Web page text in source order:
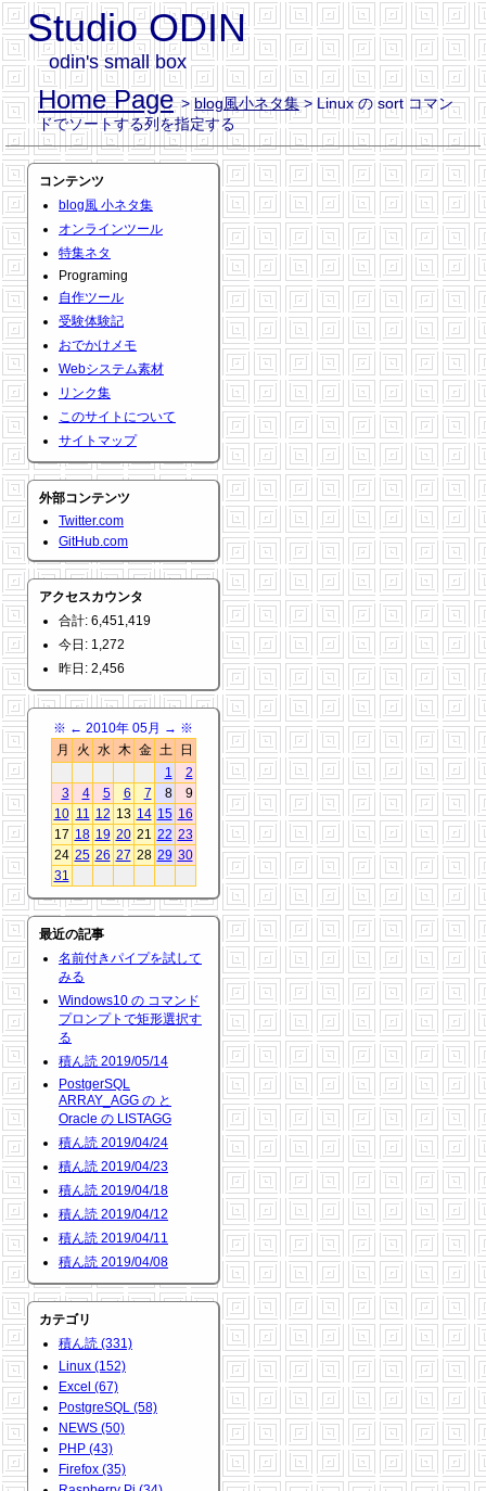
Studio ODIN
odin's small box
Home Page >blog風小ネタ集> Linux の sort コマン
ドでソートする列を指定する
コンテンツ
blog風 小ネタ集
オンラインツール
特集ネタ
Programing
自作ツール
受験体験記
おでかけメモ
Webシステム素材
リンク集
このサイトについて
サイトマップ
外部コンテンツ
Twitter.com
GitHub.com
アクセスカウンタ
合計: 6,451,419
今日: 1,272
昨日: 2,456
※ ← 2010年 05月 → ※
月
火 水 木 金 土
日
1
2
3
4 5 6 7 8
9
10 11 12 13 14 15 16
17 18 19 20 21 22 23
24 25 26 27 28 29 30
31
最近の記事
名前付きパイプを試して
みる
Windows10 の コマンド
プロンプトで矩形選択す
る
積ん読 2019/05/14
PostgerSQL
ARRAY_AGG の と
Oracle の LISTAGG
積ん読 2019/04/24
積ん読 2019/04/23
積ん読 2019/04/18
積ん読 2019/04/12
積ん読 2019/04/11
積ん読 2019/04/08
カテゴリ
積ん読 (331)
Linux (152)
Excel (67)
PostgreSQL (58)
NEWS (50)
PHP (43)
Firefox (35)